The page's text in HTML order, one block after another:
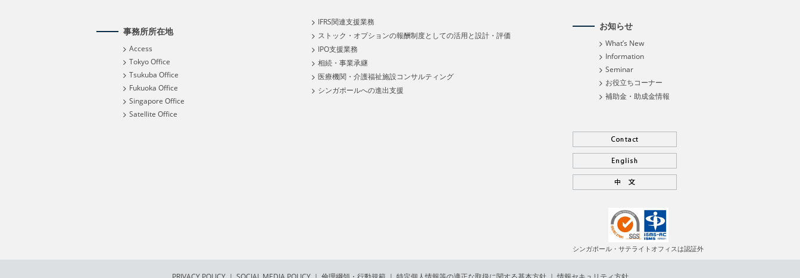
事務所所在地
Access
Tokyo Office
Tsukuba Office
Fukuoka Office
Singapore Office
Satellite Office
IFRS関連支援業務
ストック・オプションの報酬制度としての活用と設計・評価
IPO支援業務
相続・事業承継
医療機関・介護福祉施設コンサルティング
シンガポールへの進出支援
お知らせ
What’s New
Information
Seminar
お役立ちコーナー
補助金・助成金情報
シンガポール・サテライトオフィスは認証外